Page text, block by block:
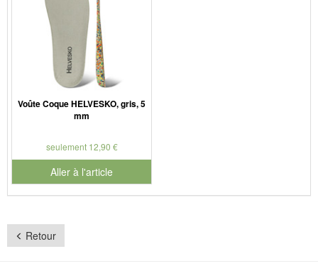
Voûte Coque HELVESKO, gris, 5
mm
seulement 12,90 €
Aller à l'article
Retour